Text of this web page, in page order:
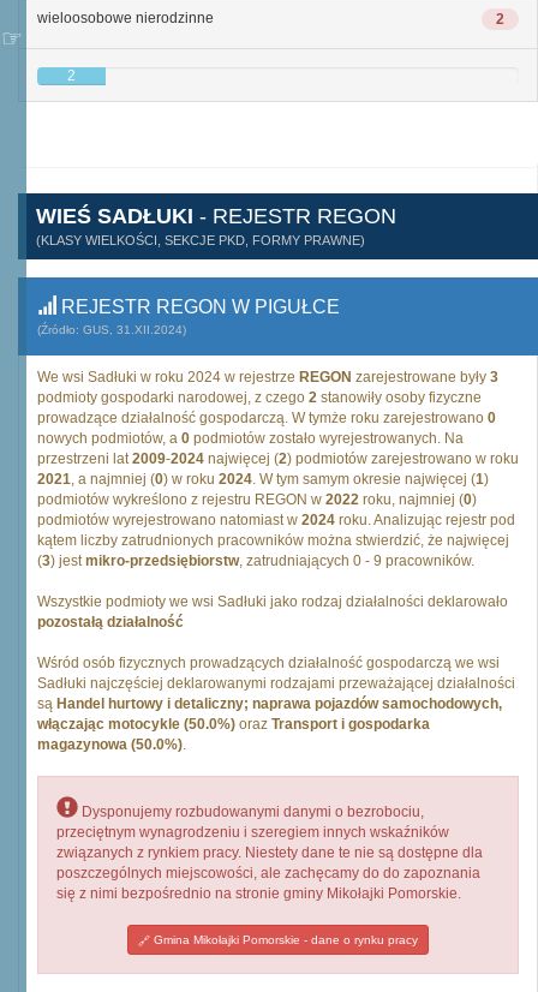
2
wieloosobowe nierodzinne
2
WIEŚ SADŁUKI - REJESTR REGON
(KLASY WIELKOŚCI, SEKCJE PKD, FORMY PRAWNE)
REJESTR REGON W PIGUŁCE
(Źródło: GUS, 31.XII.2024)
We wsi Sadłuki w roku 2024 w rejestrze REGON zarejestrowane były 3
podmioty gospodarki narodowej, z czego 2 stanowiły osoby fizyczne
prowadzące działalność gospodarczą. W tymże roku zarejestrowano 0
nowych podmiotów, a 0 podmiotów zostało wyrejestrowanych. Na
przestrzeni lat2009-2024 najwięcej (2) podmiotów zarejestrowano w roku
2021, a najmniej (0) w roku 2024. W tym samym okresie najwięcej (1)
podmiotów wykreślono z rejestru REGON w 2022 roku, najmniej (0)
podmiotów wyrejestrowano natomiast w 2024 roku. Analizując rejestr pod
kątem liczby zatrudnionych pracowników można stwierdzić, że najwięcej
(3) jestmikro-przedsiębiorstw, zatrudniających 0 - 9 pracowników.
Wszystkie podmioty we wsi Sadłuki jako rodzaj działalności deklarowało
pozostałą działalność
Wśród osób fizycznych prowadzących działalność gospodarczą we wsi
Sadłuki najczęściej deklarowanymi rodzajami przeważającej działalności
są Handel hurtowy i detaliczny; naprawa pojazdów samochodowych,
włączając motocykle (50.0%) oraz Transport i gospodarka
magazynowa (50.0%).
Dysponujemy rozbudowanymi danymi o bezrobociu,
przeciętnym wynagrodzeniu i szeregiem innych wskaźników
związanych z rynkiem pracy. Niestety dane te nie są dostępne dla
poszczególnych miejscowości, ale zachęcamy do do zapoznania
się z nimi bezpośrednio na stronie gminy Mikołajki Pomorskie.
Gmina Mikołajki Pomorskie - dane o rynku pracy